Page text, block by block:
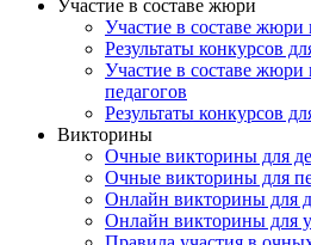
Участие в составе жюри
Участие в составе жюри
Результаты конкурсов
Участие в составе жюри
педагогов
Результаты конкурсов
Викторины
Очные викторины для
Очные викторины для
Онлайн викторины для
Онлайн викторины для